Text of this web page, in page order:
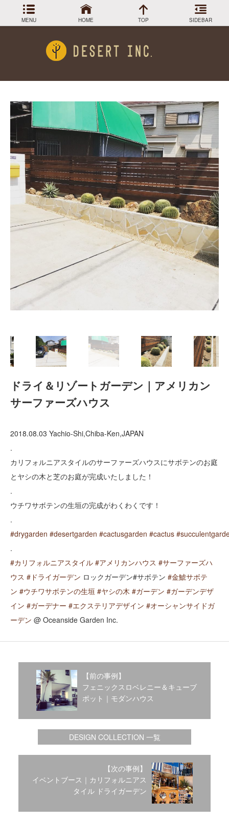
ドライ＆リゾートガーデン｜アメリカン
サーファーズハウス
2018.08.03 Yachio-Shi,Chiba-Ken,JAPAN
.
カリフォルニアスタイルのサーファーズハウスにサボテンのお庭
とヤシの木と芝のお庭が完成いたしました！
.
ウチワサボテンの生垣の完成がわくわくです！
.
#drygarden #desertgarden #cactusgarden #cactus #
.
#カリフォルニアスタイル #アメリカンハウス #サーファーズハ
ウス # ドライガーデン ロックガーデン#サボテン #金鯱サボテ
ン #ウチワサボテンの生垣 #ヤシの木 #ガーデン #ガーデンデザ
イン #ガーデナー #エクステリアデザイン #オーシャンサイドガ
ーデン @ Oceanside Garden Inc.
【前の事例】
フェニックスロベレニー＆キューブ
ポット｜モダンハウス
DESIGN COLLECTION 一覧
【次の事例】
イベントブース｜カリフォルニアス
タイル ドライガーデン
MENU HOME TOP SIDEBAR
PLANTS MAGAGINE 植物図鑑
Instagram インスラグラム
Facebook フェイスブック
BLOG 記事一覧
アーカイブ
2023年12月
2023年5月
2023年3月
2022年12月
2022年11月
2022年9月
2022年6月
2022年5月
2022年4月
2022年1月
2021年9月
2021年8月
2021年7月
2021年3月
2021年2月
2021年1月
2020年11月
2020年10月
2020年3月
2020年1月
2019年12月
2019年9月
2019年6月
2019年2月
2018年4月
2018年3月
2018年1月
2017年5月
2017年3月
2017年2月
2017年1月
2016年12月
2016年11月
2016年10月
カテゴリー